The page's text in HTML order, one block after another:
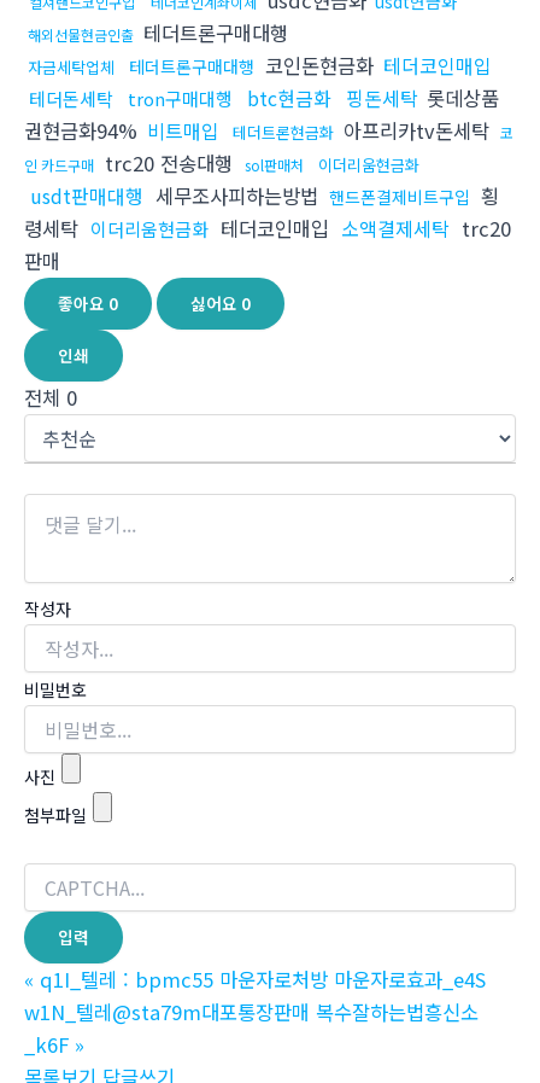
해외선물현금인출 테더트론구매대행
자금세탁업체 테더트론구매대행 코인돈현금화 테더코인매입
테더돈세탁 tron구매대행 btc현금화 핑돈세탁 롯데상품
권현금화94% 비트매입 테더트론현금화 아프리카tv돈세탁 코
인 카드구매 trc20 전송대행 sol판매처 이더리움현금화
usdt판매대행 세무조사피하는방법 핸드폰결제비트구입 횡
령세탁 이더리움현금화 테더코인매입 소액결제세탁 trc20
판매
좋아요 0 싫어요 0
인쇄
전체 0
작성자
비밀번호
사진
첨부파일
« q1I_텔레 : bpmc55 마운자로처방 마운자로효과_e4S
w1N_텔레@sta79m대포통장판매 복수잘하는법흥신소
_k6F »
목록보기 답글쓰기